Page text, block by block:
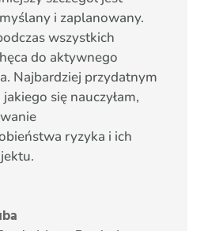
i zaplanowany.
wszystkich
do aktywnego
Najbardziej przydatnym
się nauczyłam,
ryzyka i ich